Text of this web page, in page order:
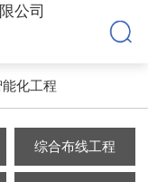
化工程
综合布线工程